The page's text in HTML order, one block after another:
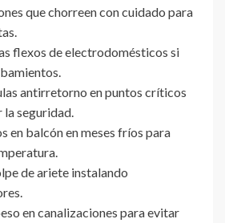
que chorreen con cuidado para
flexos de electrodomésticos si
antirretorno en puntos críticos
seguridad.
en balcón en meses fríos para
de ariete instalando
en canalizaciones para evitar